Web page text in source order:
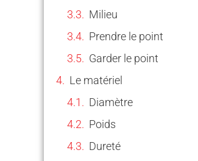
Milieu
Prendre le point
Garder le point
Le matériel
Diamètre
Poids
Dureté